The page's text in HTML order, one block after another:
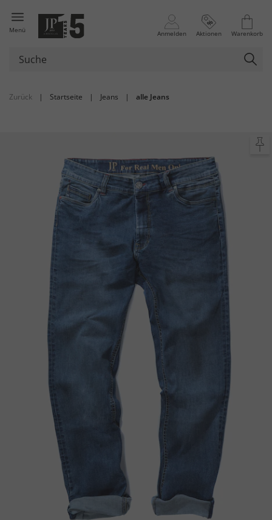
Menü Anmelden Aktionen Warenkorb
Zurück | Startseite | Jeans | alle Jeans